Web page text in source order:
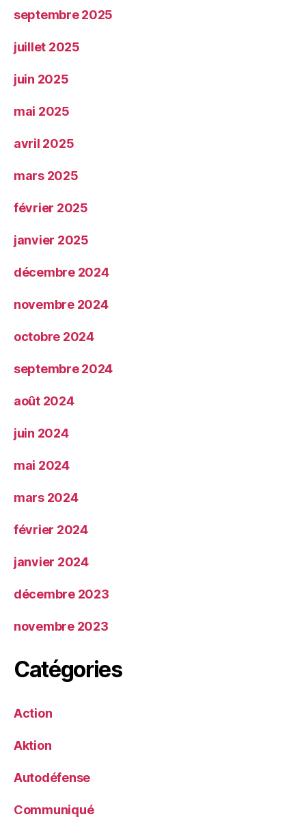
septembre 2025
juillet 2025
juin 2025
mai 2025
avril 2025
mars 2025
février 2025
janvier 2025
décembre 2024
novembre 2024
octobre 2024
septembre 2024
août 2024
juin 2024
mai 2024
mars 2024
février 2024
janvier 2024
décembre 2023
novembre 2023
Catégories
Action
Aktion
Autodéfense
Communiqué